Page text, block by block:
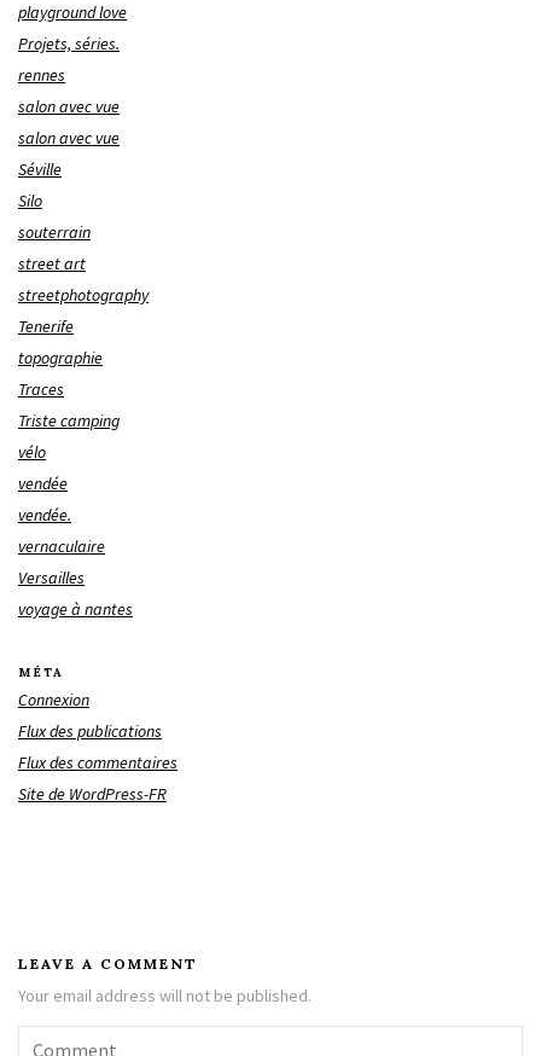
playground love
Projets, séries.
rennes
salon avec vue
salon avec vue
Séville
Silo
souterrain
street art
streetphotography
Tenerife
topographie
Traces
Triste camping
vélo
vendée
vendée.
vernaculaire
Versailles
voyage à nantes
MÉTA
Connexion
Flux des publications
Flux des commentaires
Site de WordPress-FR
LEAVE A COMMENT
Your email address will not be published.